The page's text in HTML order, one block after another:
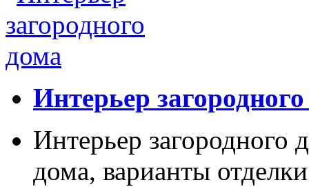
Интерьер
Интерьер загородного
дома, варианты